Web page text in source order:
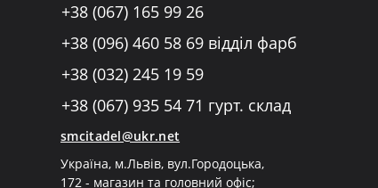
+38 (067) 165 99 26
+38 (096) 460 58 69 відділ фарб
+38 (032) 245 19 59
+38 (067) 935 54 71 гурт. склад
smcitadel@ukr.net
Україна, м.Львів, вул.Городоцька,
172 - магазин та головний офіс;